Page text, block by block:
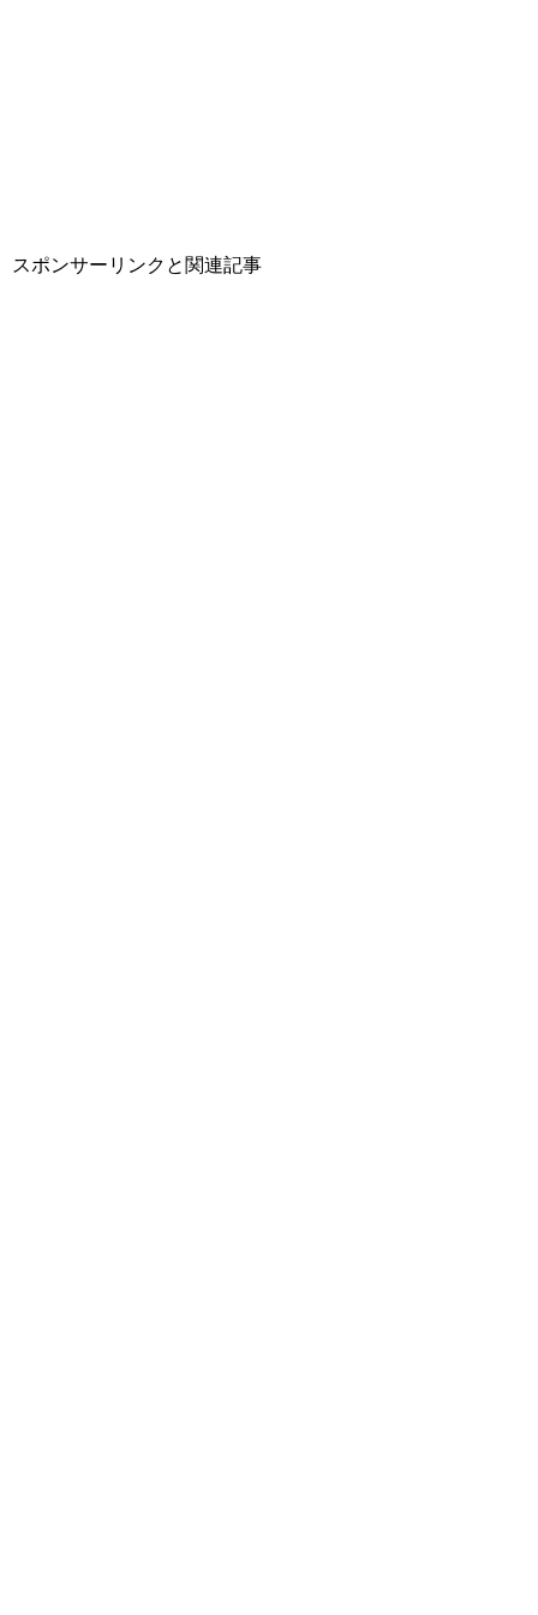
スポンサーリンクと関連記事